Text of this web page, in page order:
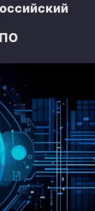
ПО